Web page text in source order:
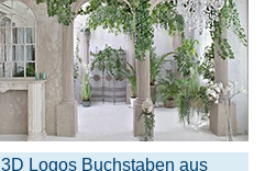
3D Logos Buchstaben aus